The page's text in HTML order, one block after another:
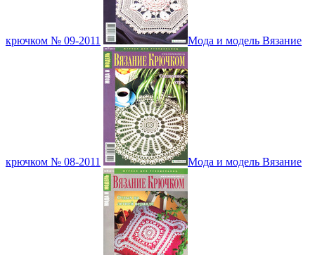
крючком № 09-2011 Мода и модель Вязание
крючком № 08-2011 Мода и модель Вязание